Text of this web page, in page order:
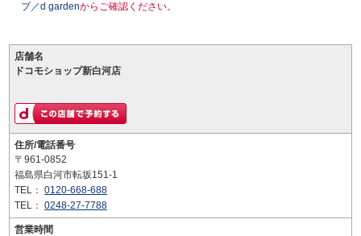
プ／d gardenからご確認ください。
店舗名
ドコモショップ新白河店
住所/電話番号
〒961-0852
福島県白河市転坂151-1
TEL： 0120-668-688
TEL： 0248-27-7788
営業時間